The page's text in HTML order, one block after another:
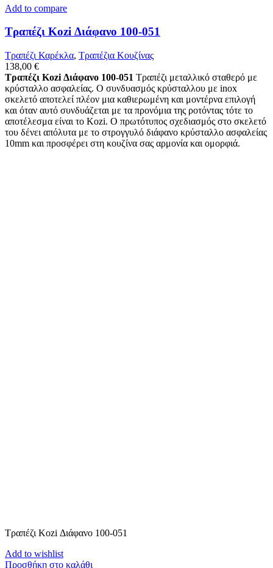
Add to compare
Τραπέζι Kozi Διάφανο 100-051
Τραπέζι Καρέκλα, Tραπέζια Κουζίνας
138,00 €
Τραπέζι Kozi Διάφανο 100-051 Τραπέζι μεταλλικό σταθερό με
κρύσταλλο ασφαλείας. Ο συνδυασμός κρύσταλλου με inox
σκελετό αποτελεί πλέον μια καθιερωμένη και μοντέρνα επιλογή
και όταν αυτό συνδυάζεται με τα προνόμια της ροτόντας τότε το
αποτέλεσμα είναι το Κozi. Ο πρωτότυπος σχεδιασμός στο σκελετό
του δένει απόλυτα με το στρογγυλό διάφανο κρύσταλλο ασφαλείας
10mm και προσφέρει στη κουζίνα σας αρμονία και ομορφιά.
Τραπέζι Kozi Διάφανο 100-051
Add to wishlist
Προσθήκη στο καλάθι